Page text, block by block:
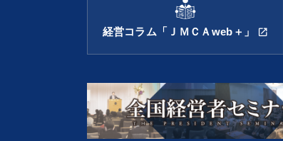
経営コラム「ＪＭＣＡweb＋」 open_in_new